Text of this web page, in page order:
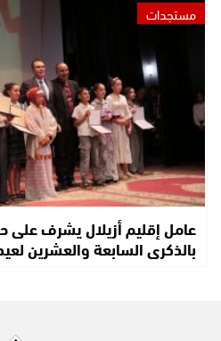
مستجدات
عامل إقليم أزيلال يشرف على
بالذكرى السابعة والعشرين